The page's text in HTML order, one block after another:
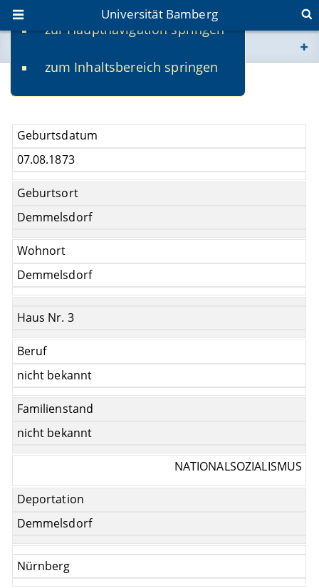
zur Hauptnavigation springen
zum Inhaltsbereich springen
Universität Bamberg
www.uni-bamberg.de
fis.uni-bamberg.de
Heinrich Herrmann
Geburtsdatum
07.08.1873
Geburtsort
Demmelsdorf
Wohnort
Demmelsdorf
Haus Nr. 3
Beruf
nicht bekannt
Familienstand
nicht bekannt
NATIONALSOZIALISMUS
Deportation
Demmelsdorf
Nürnberg